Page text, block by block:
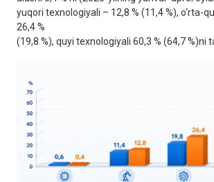
yuqori texnologiyali – 12,8 % (11,4 %), o‘rta-
26,4 %
(19,8 %), quyi texnologiyali 60,3 % (64,7 %)ni